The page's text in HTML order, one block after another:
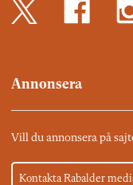
Annonsera
Vill du annonsera på
Kontakta Rabalder